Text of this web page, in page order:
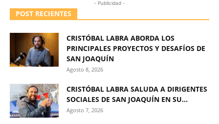
- Publicidad -
POST RECIENTES
CRISTÓBAL LABRA ABORDA LOS
PRINCIPALES PROYECTOS Y DESAFÍOS DE
SAN JOAQUÍN
Agosto 8, 2026
CRISTÓBAL LABRA SALUDA A DIRIGENTES
SOCIALES DE SAN JOAQUÍN EN SU...
Agosto 7, 2026